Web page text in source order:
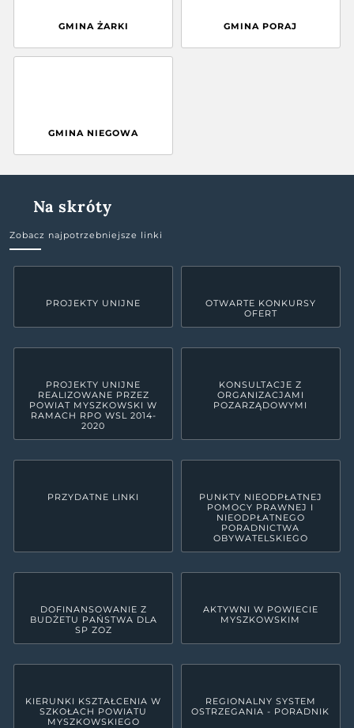
GMINA ŻARKI GMINA PORAJ
GMINA NIEGOWA
Na skróty
Zobacz najpotrzebniejsze linki
PROJEKTY UNIJNE
OTWARTE KONKURSY
OFERT
PROJEKTY UNIJNE
REALIZOWANE PRZEZ
POWIAT MYSZKOWSKI W
RAMACH RPO WSL 2014-
2020
KONSULTACJE Z
ORGANIZACJAMI
POZARZĄDOWYMI
PRZYDATNE LINKI
PUNKTY NIEODPŁATNEJ
POMOCY PRAWNEJ I
NIEODPŁATNEGO
PORADNICTWA
OBYWATELSKIEGO
DOFINANSOWANIE Z
BUDŻETU PAŃSTWA DLA
SP ZOZ
AKTYWNI W POWIECIE
MYSZKOWSKIM
KIERUNKI KSZTAŁCENIA W
SZKOŁACH POWIATU
MYSZKOWSKIEGO
REGIONALNY SYSTEM
OSTRZEGANIA - PORADNIK